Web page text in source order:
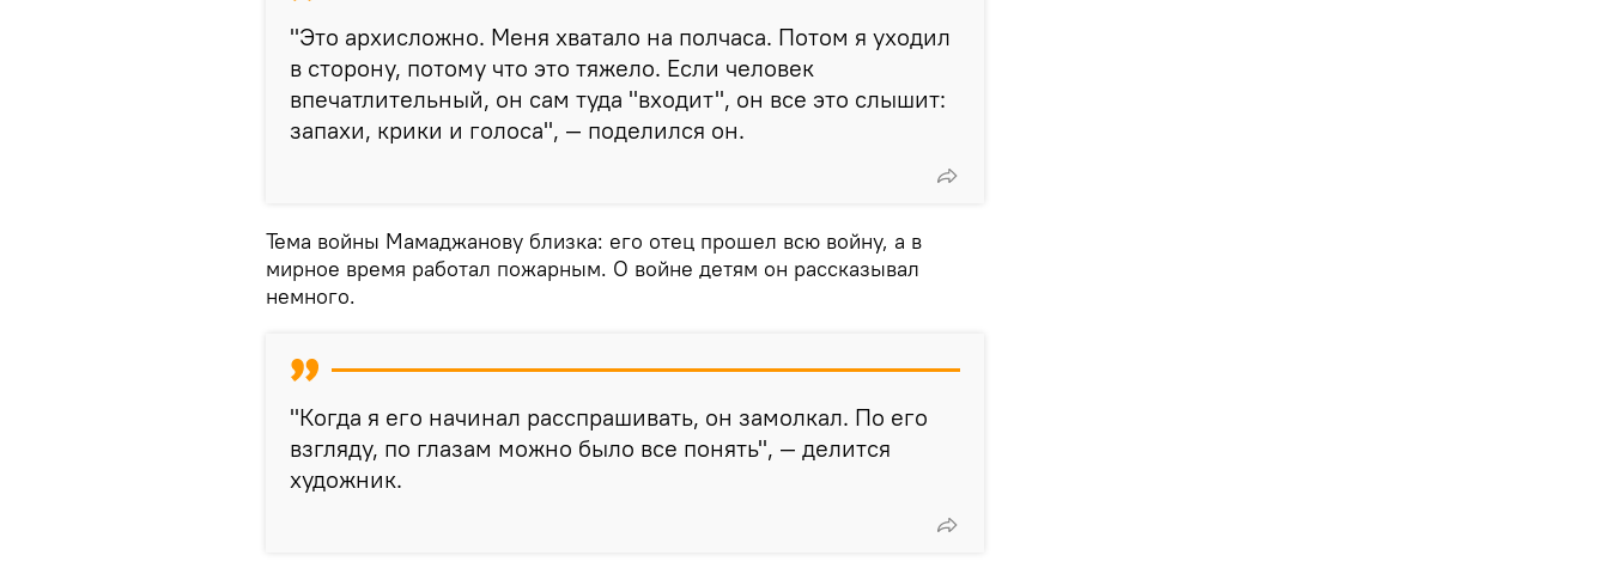
"Это архисложно. Меня хватало на полчаса. Потом я уходил
в сторону, потому что это тяжело. Если человек
впечатлительный, он сам туда "входит", он все это слышит:
запахи, крики и голоса", — поделился он.
Тема войны Мамаджанову близка: его отец прошел всю войну, а в
мирное время работал пожарным. О войне детям он рассказывал
немного.
"Когда я его начинал расспрашивать, он замолкал. По его
взгляду, по глазам можно было все понять", — делится
художник.